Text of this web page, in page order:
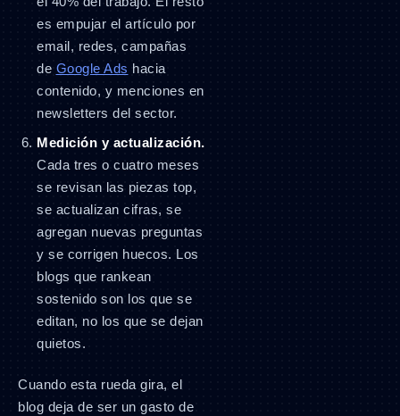
es empujar el artículo por
email, redes, campañas
de Google Ads hacia
contenido, y menciones en
newsletters del sector.
Medición y actualización.
Cada tres o cuatro meses
se revisan las piezas top,
se actualizan cifras, se
agregan nuevas preguntas
y se corrigen huecos. Los
blogs que rankean
sostenido son los que se
editan, no los que se dejan
quietos.
Cuando esta rueda gira, el
blog deja de ser un gasto de